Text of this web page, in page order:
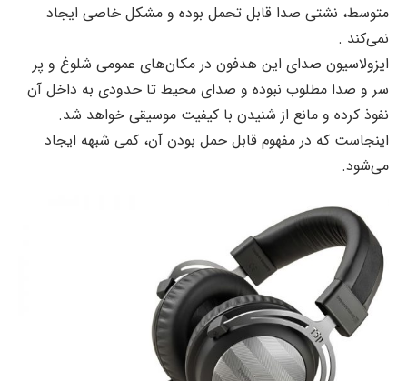
متوسط، نشتی صدا قابل تحمل بوده و مشکل خاصی ایجاد
نمی‌کند .
ایزولاسیون صدای این هدفون در مکان‌های عمومی شلوغ و پر
سر و صدا مطلوب نبوده و صدای محیط تا حدودی به داخل آن
نفوذ کرده و مانع از شنیدن با کیفیت موسیقی خواهد شد.
اینجاست که در مفهوم قابل حمل بودن آن، کمی شبهه ایجاد
می‌شود.